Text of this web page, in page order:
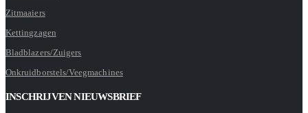
Zitmaaiers
Kettingzagen
Bladblazers/Zuigers
Onkruidborstels/Veegmachines
INSCHRIJVEN NIEUWSBRIEF